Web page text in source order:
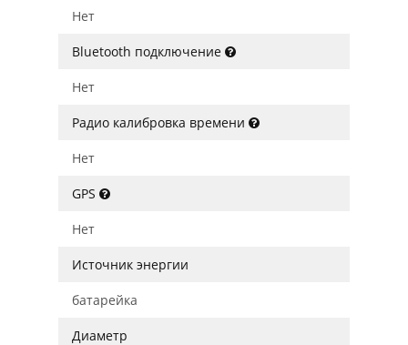
Нет
Bluetooth подключение
Нет
Радио калибровка времени
Нет
GPS
Нет
Источник энергии
батарейка
Диаметр